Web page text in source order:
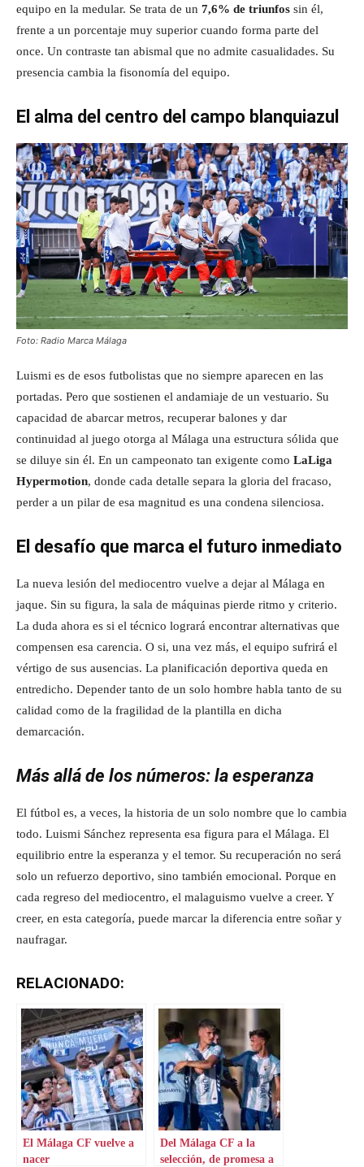
equipo en la medular. Se trata de un 7,6% de triunfos sin él,
frente a un porcentaje muy superior cuando forma parte del
once. Un contraste tan abismal que no admite casualidades. Su
presencia cambia la fisonomía del equipo.
El alma del centro del campo blanquiazul
Foto: Radio Marca Málaga
Luismi es de esos futbolistas que no siempre aparecen en las
portadas. Pero que sostienen el andamiaje de un vestuario. Su
capacidad de abarcar metros, recuperar balones y dar
continuidad al juego otorga al Málaga una estructura sólida que
se diluye sin él. En un campeonato tan exigente como LaLiga
Hypermotion, donde cada detalle separa la gloria del fracaso,
perder a un pilar de esa magnitud es una condena silenciosa.
El desafío que marca el futuro inmediato
La nueva lesión del mediocentro vuelve a dejar al Málaga en
jaque. Sin su figura, la sala de máquinas pierde ritmo y criterio.
La duda ahora es si el técnico logrará encontrar alternativas que
compensen esa carencia. O si, una vez más, el equipo sufrirá el
vértigo de sus ausencias. La planificación deportiva queda en
entredicho. Depender tanto de un solo hombre habla tanto de su
calidad como de la fragilidad de la plantilla en dicha
demarcación.
Más allá de los números: la esperanza
El fútbol es, a veces, la historia de un solo nombre que lo cambia
todo. Luismi Sánchez representa esa figura para el Málaga. El
equilibrio entre la esperanza y el temor. Su recuperación no será
solo un refuerzo deportivo, sino también emocional. Porque en
cada regreso del mediocentro, el malaguismo vuelve a creer. Y
creer, en esta categoría, puede marcar la diferencia entre soñar y
naufragar.
RELACIONADO:
El Málaga CF vuelve a
nacer
Del Málaga CF a la
selección, de promesa a